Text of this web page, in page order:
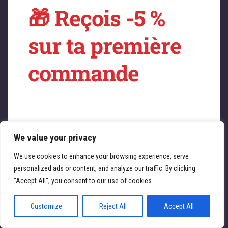
We value your privacy
We use cookies to enhance your browsing experience, serve
personalized ads or content, and analyze our traffic. By clicking
"Accept All", you consent to our use of cookies.
Customize Reject All Accept All
sur quelque chose
de fantastique –
revenez bientôt !
🎁 Reçois -5 %
sur ta première
commande
Saisissez votre adresse e-mail
JE REÇOIS MA RÉDUCTION